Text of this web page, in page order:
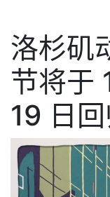
洛杉矶
节将于
19 日回